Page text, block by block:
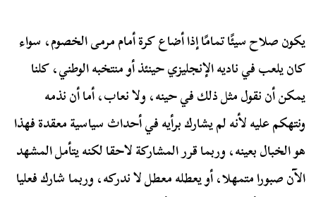
يكون صلاح سيئًا تمامًا إذا أضاع كرة أمام مرمى الخصوم، سواء
كان يلعب في ناديه الإنجليزي حينئذ أو منتخبه الوطني، كلنا
يمكن أن نقول مثل ذلك في حينه، ولا نعاب، أما أن نذمه
ونتهكم عليه لأنه لم يشارك برأيه في أحداث سياسية معقدة فهذا
هو الخبال بعينه، وربما قرر المشاركة لاحقا لكنه يتأمل المشهد
الآن صبورا متمهلا، أو يعطله معطل لا ندركه، وربما شارك فعليا